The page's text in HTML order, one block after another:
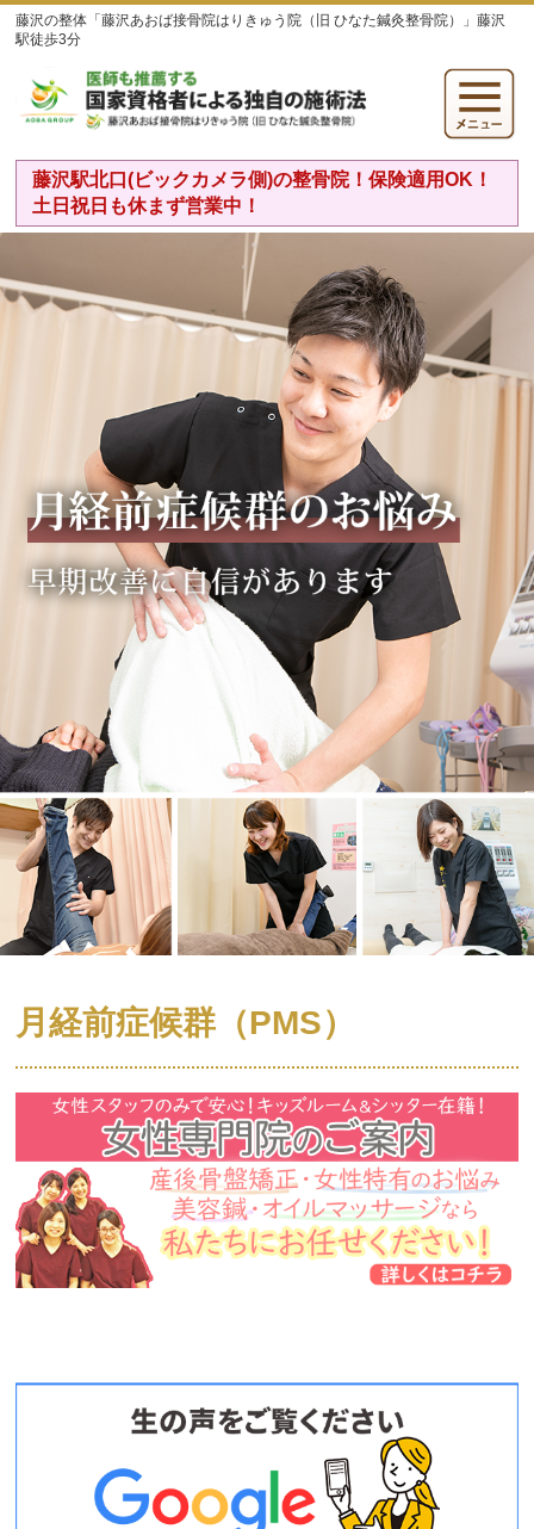
藤沢の整体「藤沢あおば接骨院はりきゅう院（旧 ひなた鍼灸整骨院）」藤沢
駅徒歩3分
藤沢駅北口(ビックカメラ側)の整骨院！保険適用OK！
土日祝日も休まず営業中！
月経前症候群（PMS）